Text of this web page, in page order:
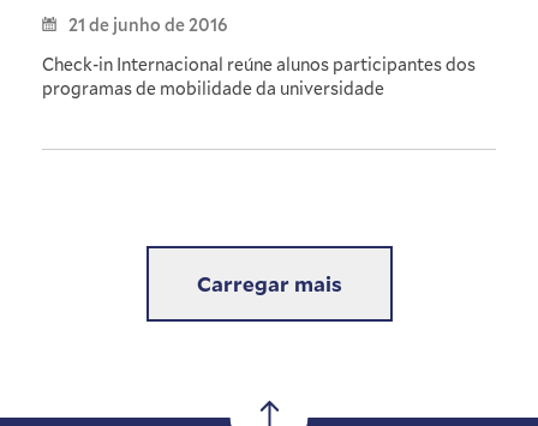
21 de junho de 2016
Check-in Internacional reúne alunos participantes dos
programas de mobilidade da universidade
Carregar mais